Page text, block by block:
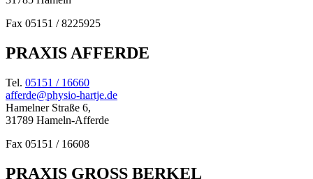
Fax 05151 / 8225925
PRAXIS AFFERDE
Tel. 05151 / 16660
afferde@physio-hartje.de
Hamelner Straße 6,
31789 Hameln-Afferde
Fax 05151 / 16608
PRAXIS GROSS BERKEL